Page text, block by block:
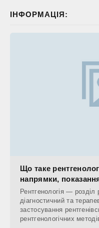
ІНФОРМАЦІЯ:
Що таке
напрямки,
Рентгенологія — розділ
діагностичний та
застосування
рентгенологічних